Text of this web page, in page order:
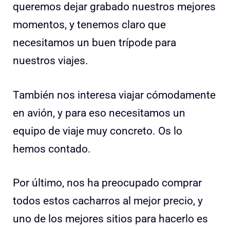
queremos dejar grabado nuestros mejores
momentos, y tenemos claro que
necesitamos un buen trípode para
nuestros viajes.
También nos interesa viajar cómodamente
en avión, y para eso necesitamos un
equipo de viaje muy concreto. Os lo
hemos contado.
Por último, nos ha preocupado comprar
todos estos cacharros al mejor precio, y
uno de los mejores sitios para hacerlo es